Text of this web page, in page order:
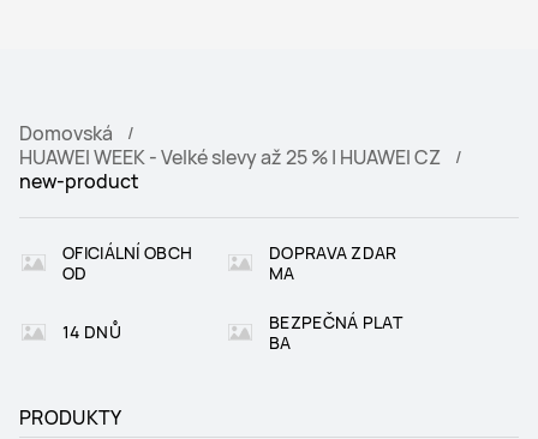
Domovská
HUAWEI WEEK - Velké slevy až 25 % | HUAWEI CZ
new-product
OFICIÁLNÍ OBCH
OD
DOPRAVA ZDAR
MA
14 DNŮ
BEZPEČNÁ PLAT
BA
PRODUKTY